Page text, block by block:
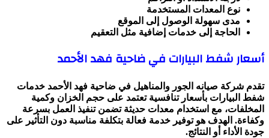
نوع المعدات المستخدمة
مدى سهولة الوصول إلى الموقع
الحاجة إلى خدمات إضافية مثل التعقيم
أسعار شفط البيارات في ضاحية فهد الأحمد
تقدم شركة صيانه الجور والمناهيل في ضاحية فهد الأحمد خدمات
شفط البيارات بأسعار تنافسية تعتمد على حجم الخزان وكمية
المخلفات، مع استخدام معدات حديثة تضمن تنفيذ العمل بسرعة
وكفاءة. الهدف هو توفير خدمة فعالة بتكلفة مناسبة دون التأثير على
جودة الأداء أو النتائج.